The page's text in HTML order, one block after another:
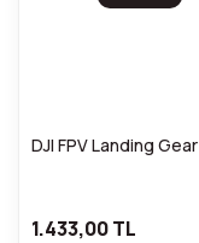
DJI FPV Landing Gear
1.433,00 TL